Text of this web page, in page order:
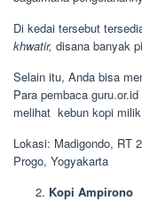
Di kedai tersebut
khwatir, disana banyak
Selain itu, Anda bisa
Para pembaca
melihat kebun kopi
Lokasi: Madigondo, RT
Progo, Yogyakarta
Kopi Ampirono